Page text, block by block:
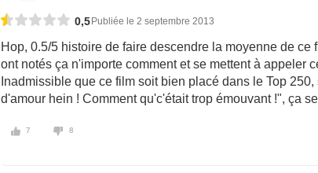
0,5Publiée le 2 septembre 2013
Hop, 0.5/5 histoire de faire descendre la moyenne de ce
ont notés ça n'importe comment et se mettent à appeler
Inadmissible que ce film soit bien placé dans le Top
d'amour hein ! Comment qu'c'était trop émouvant !", ça
7 8